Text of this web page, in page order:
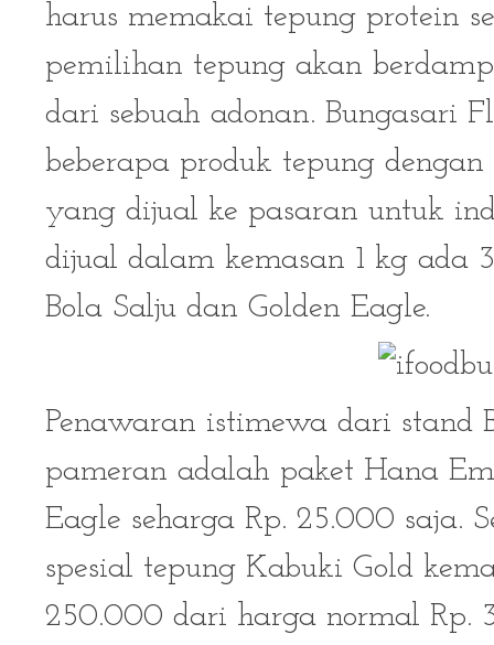
harus memakai tepung protein
pemilihan tepung akan
dari sebuah adonan. Bungasari
beberapa produk tepung
yang dijual ke pasaran untuk
dijual dalam kemasan 1 kg ada
Bola Salju dan Golden Eagle.
Penawaran istimewa dari stand
pameran adalah paket Hana
Eagle seharga Rp. 25.000 saja.
spesial tepung Kabuki Gold
250.000 dari harga normal Rp.